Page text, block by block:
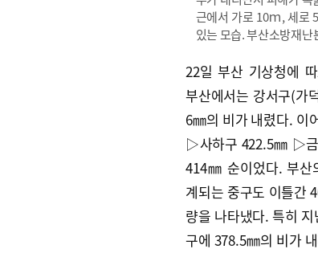
근에서 가로 10ｍ, 세로
있는 모습. 부산소방재난
22일 부산 기상청에
부산에서는 강서구(가
6㎜의 비가 내렸다.
▷사하구 422.5㎜ ▷
414㎜ 순이었다. 부산
계되는 중구도 이틀간
량을 나타냈다. 특히
구에 378.5㎜의 비가